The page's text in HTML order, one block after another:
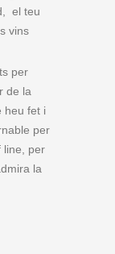
el teu
vins
per
de la
heu fet i
per
line, per
la